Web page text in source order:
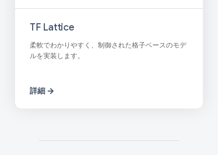
TF Lattice
柔軟でわかりやすく、制御された格子ベースのモデ
ルを実装します。
詳細